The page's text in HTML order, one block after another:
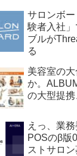
サロンボ
験者入社
ブルが
る
美容室の
か。
の大型提携
えっ、業
POSのβ版
ストサロン